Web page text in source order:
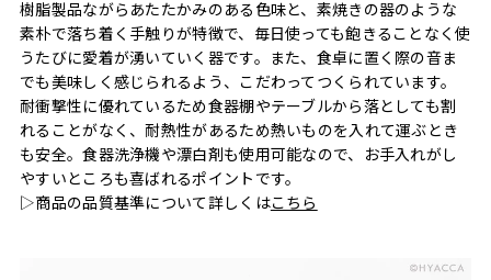
樹脂製品ながらあたたかみのある色味と、素焼きの器のような
素朴で落ち着く手触りが特徴で、毎日使っても飽きることなく使
うたびに愛着が湧いていく器です。また、食卓に置く際の音ま
でも美味しく感じられるよう、こだわってつくられています。
耐衝撃性に優れているため食器棚やテーブルから落としても割
れることがなく、耐熱性があるため熱いものを入れて運ぶとき
も安全。食器洗浄機や漂白剤も使用可能なので、お手入れがし
やすいところも喜ばれるポイントです。
▷商品の品質基準について詳しくはこちら